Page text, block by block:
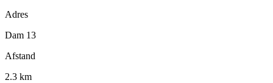
Adres
Dam 13
Afstand
2.3 km